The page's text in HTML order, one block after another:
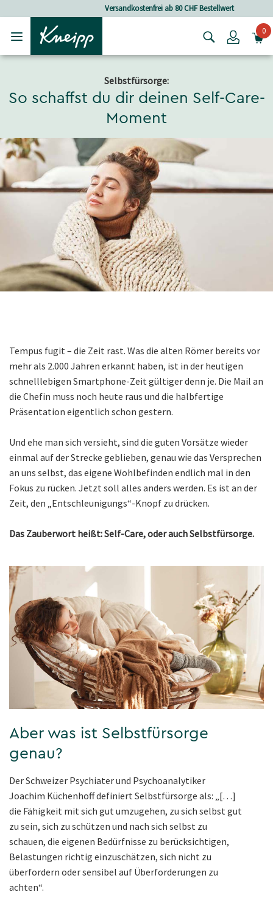
Versandkostenfrei ab 80 CHF Bestellwert
Login0
Selbstfürsorge:
So schaffst du dir deinen Self-Care-
Moment
Tempus fugit – die Zeit rast. Was die alten Römer bereits vor
mehr als 2.000 Jahren erkannt haben, ist in der heutigen
schnelllebigen Smartphone-Zeit gültiger denn je. Die Mail an
die Chefin muss noch heute raus und die halbfertige
Präsentation eigentlich schon gestern.
Und ehe man sich versieht, sind die guten Vorsätze wieder
einmal auf der Strecke geblieben, genau wie das Versprechen
an uns selbst, das eigene Wohlbefinden endlich mal in den
Fokus zu rücken. Jetzt soll alles anders werden. Es ist an der
Zeit, den „Entschleunigungs“-Knopf zu drücken.
Das Zauberwort heißt: Self-Care, oder auch Selbstfürsorge.
Aber was ist Selbstfürsorge
genau?
Der Schweizer Psychiater und Psychoanalytiker
Joachim Küchenhoff definiert Selbstfürsorge als: „[…]
die Fähigkeit mit sich gut umzugehen, zu sich selbst gut
zu sein, sich zu schützen und nach sich selbst zu
schauen, die eigenen Bedürfnisse zu berücksichtigen,
Belastungen richtig einzuschätzen, sich nicht zu
überfordern oder sensibel auf Überforderungen zu
achten“.